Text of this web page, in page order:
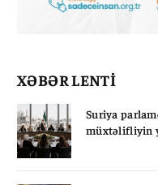
XƏBƏR LENTİ
Suriya
müxtəlifliyin